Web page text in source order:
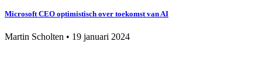
Microsoft CEO optimistisch over toekomst van AI
Martin Scholten • 19 januari 2024